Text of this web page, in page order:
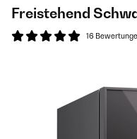
Freistehend​
16